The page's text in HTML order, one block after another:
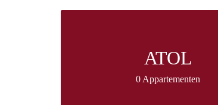
ATOL
0 Appartementen